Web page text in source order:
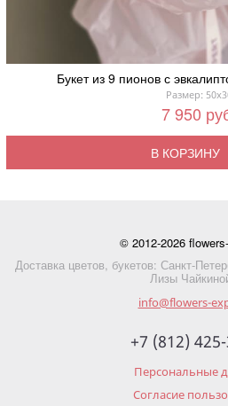
Букет из 9 пионов с
Размер:
7 950
В КОРЗИНУ
© 2012-2026
Доставка цветов, букетов: Санкт-
Лизы
info@flowers-
+7 (812)
Персональные
Согласие